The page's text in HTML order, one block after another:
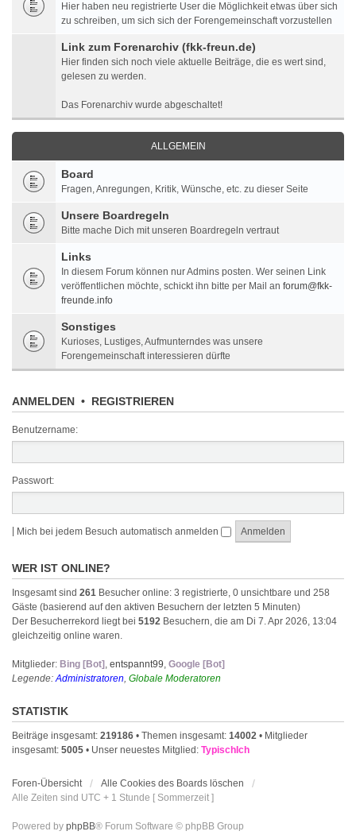
Hier haben neu registrierte User die Möglichkeit etwas über sich
zu schreiben, um sich sich der Forengemeinschaft vorzustellen
Link zum Forenarchiv (fkk-freun.de)
Hier finden sich noch viele aktuelle Beiträge, die es wert sind,
gelesen zu werden.
Das Forenarchiv wurde abgeschaltet!
ALLGEMEIN
Board
Fragen, Anregungen, Kritik, Wünsche, etc. zu dieser Seite
Unsere Boardregeln
Bitte mache Dich mit unseren Boardregeln vertraut
Links
In diesem Forum können nur Admins posten. Wer seinen Link
veröffentlichen möchte, schickt ihn bitte per Mail an forum@fkk-
freunde.info
Sonstiges
Kurioses, Lustiges, Aufmunterndes was unsere
Forengemeinschaft interessieren dürfte
ANMELDEN • REGISTRIEREN
Benutzername:
Passwort:
Mich bei jedem Besuch automatisch anmelden
WER IST ONLINE?
Insgesamt sind 261 Besucher online: 3 registrierte, 0 unsichtbare und 258
Gäste (basierend auf den aktiven Besuchern der letzten 5 Minuten)
Der Besucherrekord liegt bei 5192 Besuchern, die am Di 7. Apr 2026, 13:04
gleichzeitig online waren.
Mitglieder: Bing [Bot] , entspannt99, Google [Bot]
Legende:Administratoren, Globale Moderatoren
STATISTIK
Beiträge insgesamt: 219186 • Themen insgesamt: 14002 • Mitglieder
insgesamt: 5005 • Unser neuestes Mitglied: TypischIch
Foren-Übersicht
Alle Cookies des Boards löschen
Alle Zeiten sind UTC + 1 Stunde [ Sommerzeit ]
Powered by phpBB® Forum Software © phpBB Group